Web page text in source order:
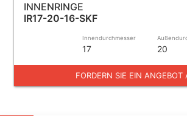
INNENRINGE
IR17-20-16-SKF
Innendurchmesser
17 20
FORDERN SIE EIN ANGEBOT